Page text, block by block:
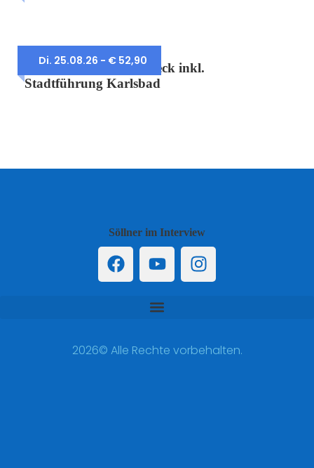
Di. 25.08.26 - € 52,90
Karlsbad – Marienbad
Böhmisches Bäderdreieck inkl.
Stadtführung Karlsbad
Söllner im Interview
2026© Alle Rechte vorbehalten.